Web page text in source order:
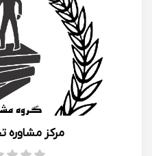
مرکز